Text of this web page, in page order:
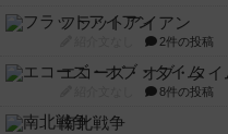
フラットアイアン
2件の投稿
エコーズ・オブ・タイ
8件の投稿
南北戦争